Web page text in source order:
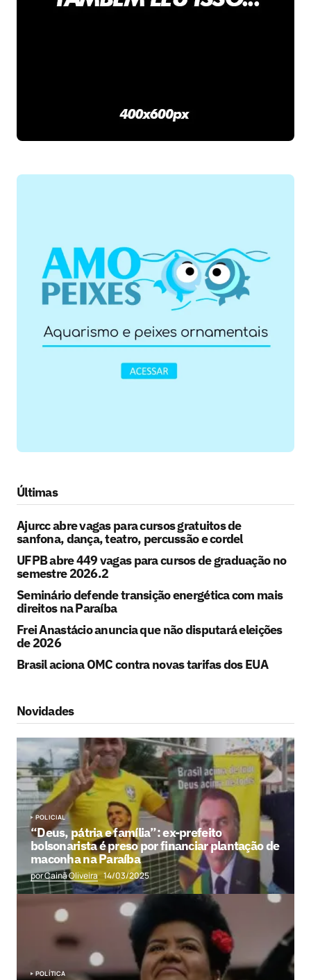
Últimas
Ajurcc abre vagas para cursos gratuitos de
sanfona, dança, teatro, percussão e cordel
UFPB abre 449 vagas para cursos de graduação no
semestre 2026.2
Seminário defende transição energética com mais
direitos na Paraíba
Frei Anastácio anuncia que não disputará eleições
de 2026
Brasil aciona OMC contra novas tarifas dos EUA
Novidades
POLICIAL
“Deus, pátria e família”: ex-prefeito
bolsonarista é preso por financiar plantação de
maconha na Paraíba
por Cainã Oliveira 14/03/2025
POLÍTICA